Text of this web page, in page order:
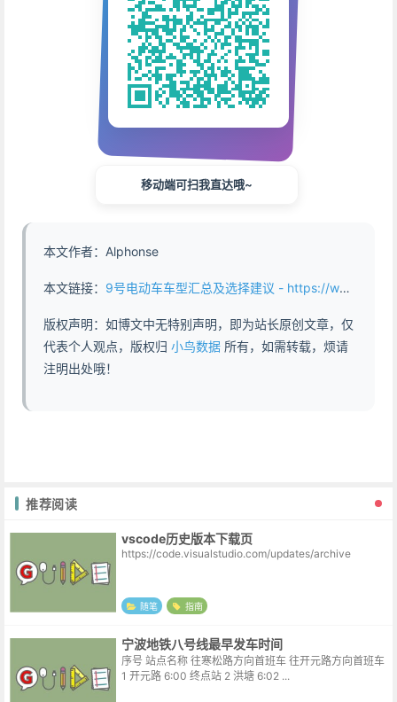
移动端可扫我直达哦~
本文作者：Alphonse
本文链接： 9号电动车车型汇总及选择建议 - https://www.abddb.com/the_9th_electric_vehicle_model.html
版权声明：如博文中无特别声明，即为站长原创文章，仅
代表个人观点，版权归 小鸟数据 所有，如需转载，烦请
注明出处哦！
推荐阅读
vscode历史版本下载页
https://code.visualstudio.com/updates/archive
随笔 指南
宁波地铁八号线最早发车时间
序号 站点名称 往寒松路方向首班车 往开元路方向首班车
1 开元路 6:00 终点站 2 洪塘 6:02 ...